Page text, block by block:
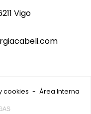
Vigo
cookies - Área Interna